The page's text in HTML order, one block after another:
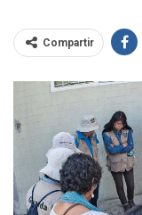
Compartir